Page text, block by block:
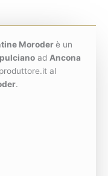
Moroderè un
ad Ancona
al
.